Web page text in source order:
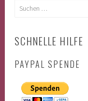
Suchen
SCHNELLE HILFE
PAYPAL SPENDE